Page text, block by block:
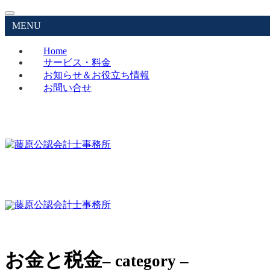
MENU
Home
サービス・料金
お知らせ＆お役立ち情報
お問い合せ
お金と税金– category –